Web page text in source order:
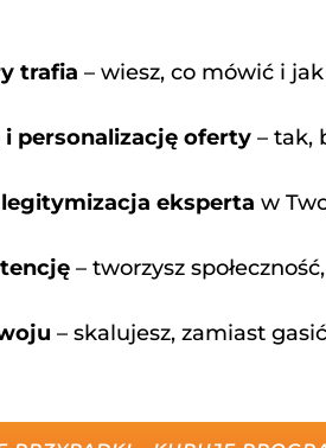
trafia – wiesz, co mówić i
personalizację oferty – tak,
legitymizacja eksperta w
– tworzysz
– skalujesz, zamiast